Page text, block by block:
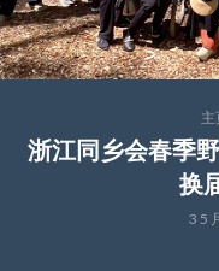
浙江同乡会春季
换
3 5